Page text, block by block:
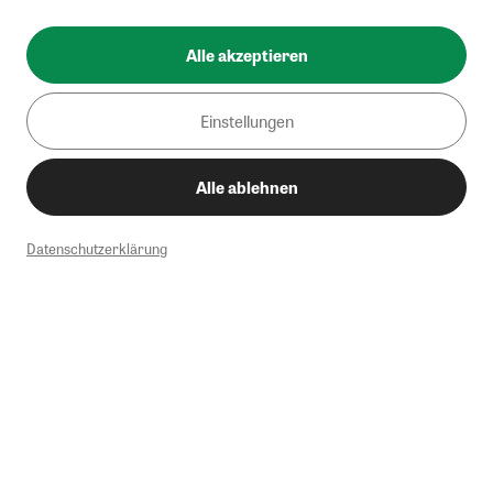
Alle akzeptieren
Einstellungen
Alle ablehnen
Datenschutzerklärung